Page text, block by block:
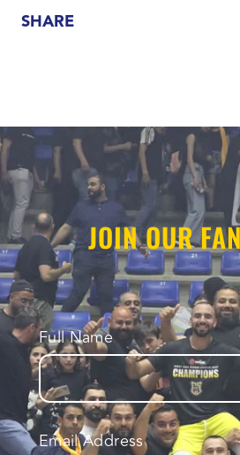
SHARE
JOIN OUR
Full Name
Email Address